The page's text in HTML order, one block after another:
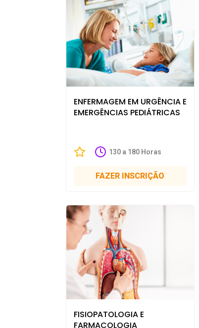
ENFERMAGEM EM URGÊNCIA E
EMERGÊNCIAS PEDIÁTRICAS
130 a 180 Horas
FAZER INSCRIÇÃO
FISIOPATOLOGIA E
FARMACOLOGIA